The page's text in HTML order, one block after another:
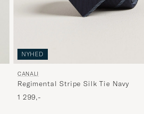
NYHED
CANALI
Regimental Stripe Silk Tie Navy
1 299,-